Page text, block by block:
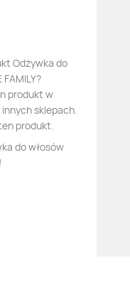
Odżywka do
produkt w
sklepach.
produkt.
do włosów